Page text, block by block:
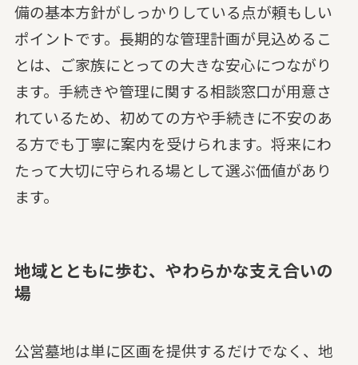
備の基本方針がしっかりしている点が頼もしい
ポイントです。長期的な管理計画が見込めるこ
とは、ご家族にとっての大きな安心につながり
ます。手続きや管理に関する相談窓口が用意さ
れているため、初めての方や手続きに不安のあ
る方でも丁寧に案内を受けられます。将来にわ
たって大切に守られる場として選ぶ価値があり
ます。
地域とともに歩む、やわらかな支え合いの
場
公営墓地は単に区画を提供するだけでなく、地